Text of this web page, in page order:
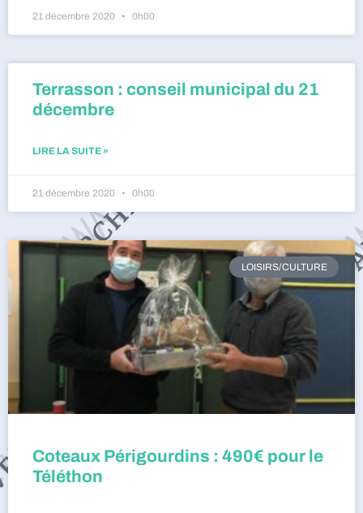
21 décembre 2020 0h00
Terrasson : conseil municipal du 21
décembre
LIRE LA SUITE »
21 décembre 2020 0h00
LOISIRS/CULTURE
Coteaux Périgourdins : 490€ pour le
Téléthon